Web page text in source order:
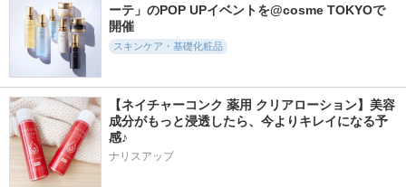
マスク
Torriden (トリデン)
ピュレア ピュレア
5.2
1679件
ビタミン10ポアスト
リクスセラムマスク
ジェノプティクス
ーテ」のPOP UPイベントを@cosme TOKYOで
開催
スキンケア・基礎化粧品
【ネイチャーコンク 薬用 クリアローション】美容
成分がもっと浸透したら、今よりキレイになる予
感♪
ナリスアップ